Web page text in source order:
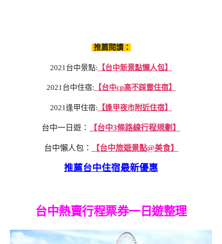
推薦閱讀：
2021台中景點: 【台中新景點懶人包】
2021台中住宿: 【台中cp高不踩雷住宿】
2021逢甲住宿: 【逢甲夜市附近住宿】
台中一日遊： 【台中3條路線行程規劃】
台中懶人包： 【台中旅遊景點@美食】
推薦台中住宿最新優惠
台中熱賣行程票券一日遊整理